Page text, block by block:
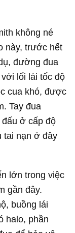
không né
này, trước hết
đường đua
lối lái tốc độ
cua khó, được
Tay đua
ở cấp độ
tai nạn ở đây
lớn trong việc
gần đây.
buồng lái
halo, phần